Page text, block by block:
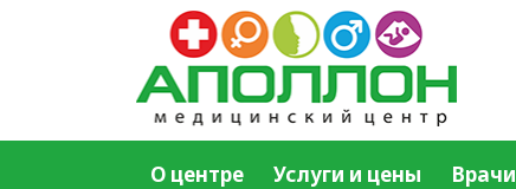
О центре Услуги и цены Врачи